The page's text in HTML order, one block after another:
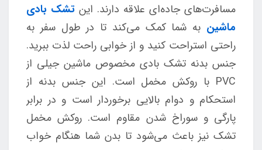
مسافرت‌های جاده‌ای علاقه دارند. این تشک بادی
ماشین به شما کمک می‌کند تا در طول سفر به
راحتی استراحت کنید و از خوابی راحت لذت ببرید.
جنس بدنه تشک بادی مخصوص ماشین جیلی از
PVC با روکش مخمل است. این جنس بدنه از
استحکام و دوام بالایی برخوردار است و در برابر
پارگی و سوراخ شدن مقاوم است. روکش مخمل
تشک نیز باعث می‌شود تا بدن شما هنگام خواب